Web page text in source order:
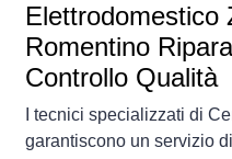
Elettrodomestico
Romentino
Controllo Qualità
I tecnici specializzati di
garantiscono un servizio di